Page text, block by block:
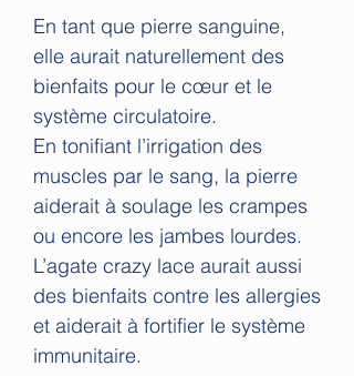
En tant que pierre sanguine,
elle aurait naturellement des
bienfaits pour le cœur et le
système circulatoire.
En tonifiant l’irrigation des
muscles par le sang, la pierre
aiderait à soulage les crampes
ou encore les jambes lourdes.
L’agate crazy lace aurait aussi
des bienfaits contre les allergies
et aiderait à fortifier le système
immunitaire.